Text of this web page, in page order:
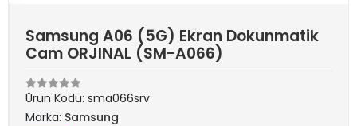
Samsung A06 (5G) Ekran Dokunmatik
Cam ORJINAL (SM-A066)
Ürün Kodu: sma066srv
Marka: Samsung